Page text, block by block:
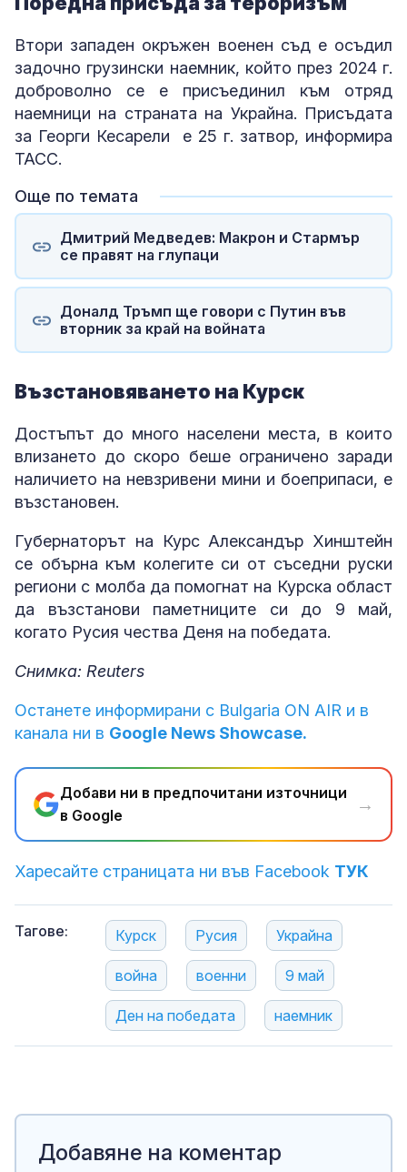
Втори западен окръжен военен съд е осъдил
задочно грузински наемник, който през 2024 г.
доброволно се е присъединил към отряд
наемници на страната на Украйна. Присъдата
за Георги Кесарели е 25 г. затвор, информира
ТАСС.
Още по темата
Дмитрий Медведев: Макрон и Стармър
се правят на глупаци
Доналд Тръмп ще говори с Путин във
вторник за край на войната
Възстановяването на Курск
Достъпът до много населени места, в които
влизането до скоро беше ограничено заради
наличието на невзривени мини и боеприпаси, е
възстановен.
Губернаторът на Курс Александър Хинштейн
се обърна към колегите си от съседни руски
региони с молба да помогнат на Курска област
да възстанови паметниците си до 9 май,
когато Русия чества Деня на победата.
Снимка: Reuters
Останете информирани с Bulgaria ON AIR и в
канала ни в Google News Showcase.
Добави ни в предпочитани източници
в Google
→
Харесайте страницата ни във Facebook ТУК
Тагове: Курск Русия Украйна
война военни 9 май
Ден на победата наемник
Добавяне на коментар